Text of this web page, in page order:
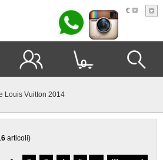
€
0
Louis Vuitton 2014
articoli)